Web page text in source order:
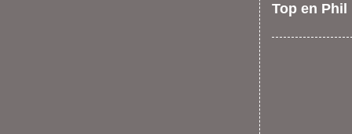
Top en Phil